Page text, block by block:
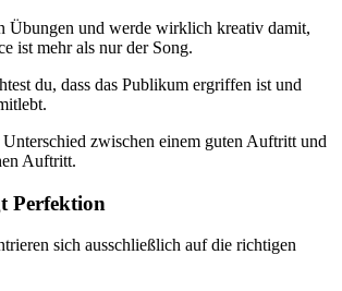
Übungen und werde wirklich kreativ damit,
ist mehr als nur der Song.
du, dass das Publikum ergriffen ist und
zwischen einem guten Auftritt und
Auftritt.
Perfektion
sich ausschließlich auf die richtigen